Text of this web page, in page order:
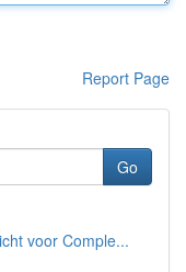
Report Page
Go
voor Comple...